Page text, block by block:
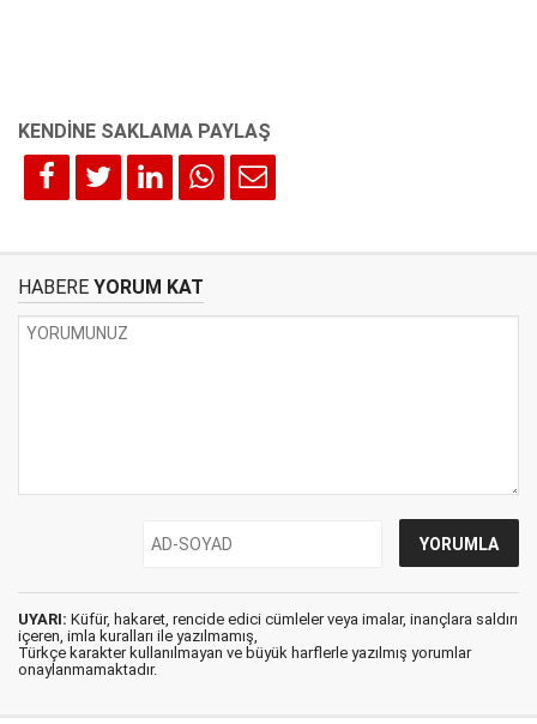
HABERE YORUM KAT
UYARI: Küfür, hakaret, rencide edici cümleler veya imalar, inançlara saldırı
içeren, imla kuralları ile yazılmamış,
Türkçe karakter kullanılmayan ve büyük harflerle yazılmış yorumlar
onaylanmamaktadır.